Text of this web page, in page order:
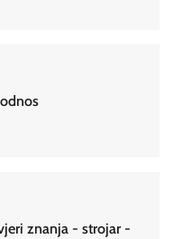
znanja - strojar -